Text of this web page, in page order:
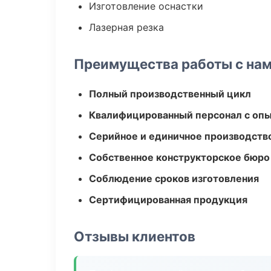
Изготовление оснастки
Лазерная резка
Преимущества работы с
Полный производственный цикл
Квалифицированный персонал с
Серийное и единичное
Собственное конструкторское бюро
Соблюдение сроков изготовления
Сертифицированная продукция
Отзывы клиентов